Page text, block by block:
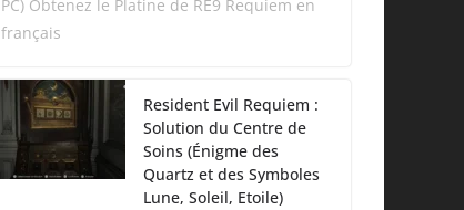
PC) Obtenez le Platine de RE9 Requiem en
français
Resident Evil Requiem :
Solution du Centre de
Soins (Énigme des
Quartz et des Symboles
Lune, Soleil, Etoile)